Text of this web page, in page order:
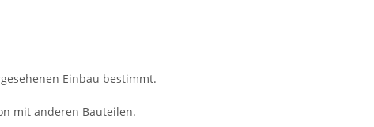
Einbau bestimmt.
mit anderen Bauteilen.